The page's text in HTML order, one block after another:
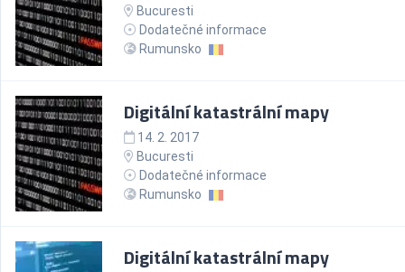
Bucuresti
Dodatečné informace
Rumunsko
Digitální katastrální mapy
14. 2. 2017
Bucuresti
Dodatečné informace
Rumunsko
Digitální katastrální mapy